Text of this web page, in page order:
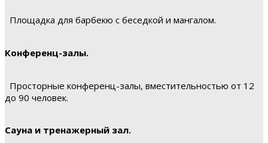
Площадка для барбекю с беседкой и мангалом.
Конференц-залы.
Просторные конференц-залы, вместительностью от 12
до 90 человек.
Сауна и тренажерный зал.